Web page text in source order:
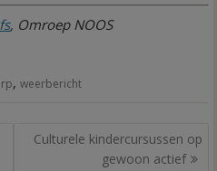
, Omroep NOOS
,weerbericht
Culturele kindercursussen op
gewoon actief